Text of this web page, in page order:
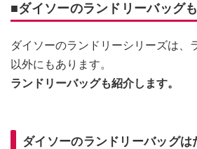
■ダイソーのランドリーバッグ
ダイソーのランドリーシリーズは、
以外にもあります。
ランドリーバッグも紹介します。
ダイソーのランドリーバッグは